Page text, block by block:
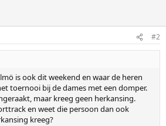
#2
is ook dit weekend en waar de heren
toernooi bij de dames met een domper.
maar kreeg geen herkansing.
en weet die persoon dan ook
kreeg?